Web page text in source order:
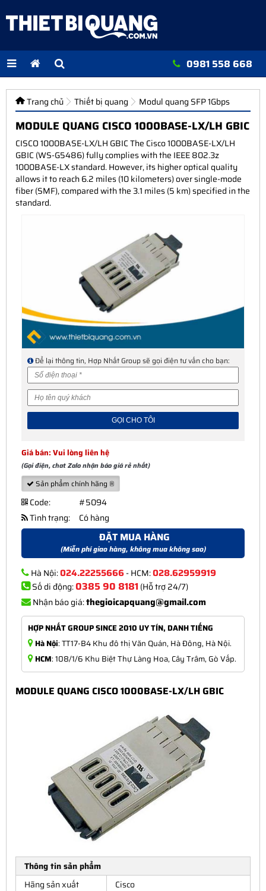
0981 558 668
Trang chủ Thiết bị quang Modul quang SFP 1Gbps
MODULE QUANG CISCO 1000BASE-LX/LH GBIC
CISCO 1000BASE-LX/LH GBIC The Cisco 1000BASE-LX/LH
GBIC (WS-G5486) fully complies with the IEEE 802.3z
1000BASE-LX standard. However, its higher optical quality
allows it to reach 6.2 miles (10 kilometers) over single-mode
fiber (SMF), compared with the 3.1 miles (5 km) specified in the
standard.
Để lại thông tin, Hợp Nhất Group sẽ gọi điện tư vấn cho bạn:
Giá bán: Vui lòng liên hệ
(Gọi điện, chat Zalo nhận báo giá rẻ nhất)
Sản phẩm chính hãng ®
Code:
#5094
Tình trạng:
Có hàng
ĐẶT MUA HÀNG
(Miễn phí giao hàng, không mua không sao)
Hà Nội:024.22255666- HCM:028.62959919
Số di động:0385 90 8181(Hỗ trợ 24/7)
Nhận báo giá:thegioicapquang@gmail.com
HỢP NHẤT GROUP SINCE 2010 UY TÍN, DANH TIẾNG
Hà Nội: TT17-B4 Khu đô thị Văn Quán, Hà Đông, Hà Nội.
HCM: 108/1/6 Khu Biệt Thự Làng Hoa, Cây Trâm, Gò Vấp.
MODULE QUANG CISCO 1000BASE-LX/LH GBIC
Thông tin sản phẩm
Hãng sản xuất
Cisco